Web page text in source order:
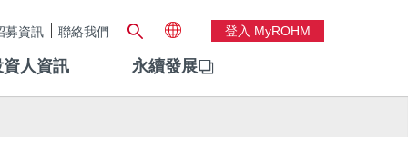
募資訊 聯絡我們 登入 MyROHM
人資訊 永續發展